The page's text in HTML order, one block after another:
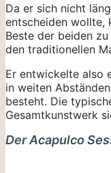
Da er sich nicht
entscheiden wollte,
Beste der beiden
den traditionellen
Er entwickelte also
in weiten
besteht. Die
Gesamtkunstwerk
Der Acapulco